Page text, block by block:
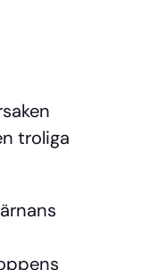
troliga